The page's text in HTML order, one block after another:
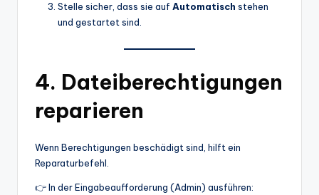
Stelle sicher, dass sie auf Automatisch stehen
und gestartet sind.
4. Dateiberechtigungen
reparieren
Wenn Berechtigungen beschädigt sind, hilft ein
Reparaturbefehl.
👉 In der Eingabeaufforderung (Admin) ausführen: